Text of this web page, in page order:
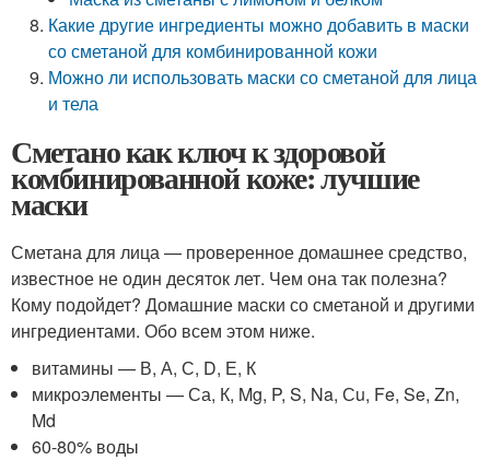
Какие другие ингредиенты можно добавить в маски
со сметаной для комбинированной кожи
Можно ли использовать маски со сметаной для лица
и тела
Сметано как ключ к здоровой
комбинированной коже: лучшие
маски
Сметана для лица — проверенное домашнее средство,
известное не один десяток лет. Чем она так полезна?
Кому подойдет? Домашние маски со сметаной и другими
ингредиентами. Обо всем этом ниже.
витамины — В, А, С, D, Е, К
микроэлементы — Са, К, Mg, P, S, Na, Сu, Fe, Se, Zn,
Md
60-80% воды